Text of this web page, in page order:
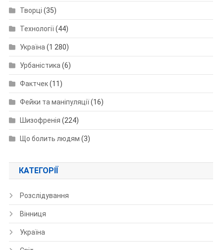
Творці (35)
Технології(44)
Україна(1 280)
Урбаністика(6)
Фактчек(11)
Фейки та маніпуляції(16)
Шизофренія (224)
Що болить людям (3)
КАТЕГОРІЇ
Розслідування
Вінниця
Україна